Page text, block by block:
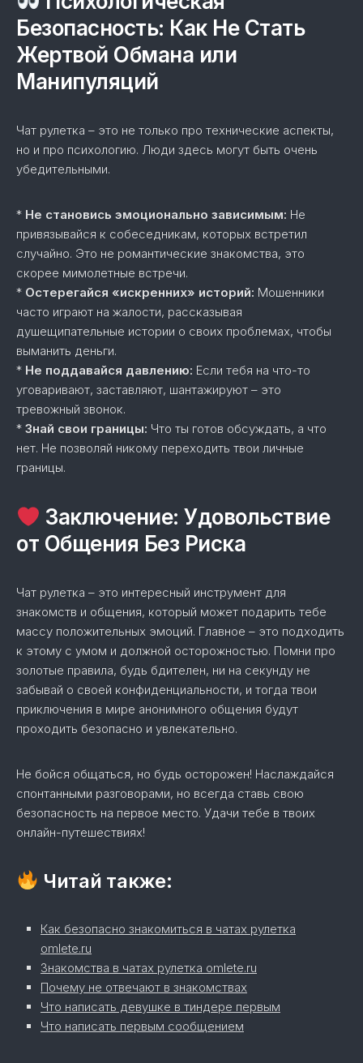
Безопасность: Как Не Стать
Жертвой Обмана или
Манипуляций
Чат рулетка – это не только про технические аспекты,
но и про психологию. Люди здесь могут быть очень
убедительными.
* Не становись эмоционально зависимым: Не
привязывайся к собеседникам, которых встретил
случайно. Это не романтические знакомства, это
скорее мимолетные встречи.
* Остерегайся «искренних» историй: Мошенники
часто играют на жалости, рассказывая
душещипательные истории о своих проблемах, чтобы
выманить деньги.
* Не поддавайся давлению: Если тебя на что-то
уговаривают, заставляют, шантажируют – это
тревожный звонок.
* Знай свои границы: Что ты готов обсуждать, а что
нет. Не позволяй никому переходить твои личные
границы.
Заключение: Удовольствие
от Общения Без Риска
Чат рулетка – это интересный инструмент для
знакомств и общения, который может подарить тебе
массу положительных эмоций. Главное – это подходить
к этому с умом и должной осторожностью. Помни про
золотые правила, будь бдителен, ни на секунду не
забывай о своей конфиденциальности, и тогда твои
приключения в мире анонимного общения будут
проходить безопасно и увлекательно.
Не бойся общаться, но будь осторожен! Наслаждайся
спонтанными разговорами, но всегда ставь свою
безопасность на первое место. Удачи тебе в твоих
онлайн-путешествиях!
Читай также:
Как безопасно знакомиться в чатах рулетка
omlete.ru
Знакомства в чатах рулетка omlete.ru
Почему не отвечают в знакомствах
Что написать девушке в тиндере первым
Что написать первым сообщением